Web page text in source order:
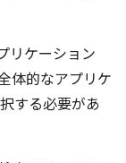
リケーション
体的なアプリケ
する必要があ